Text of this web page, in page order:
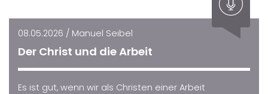
08.05.2026 / Manuel Seibel
Der Christ und die Arbeit
Es ist gut, wenn wir als Christen einer Arbeit